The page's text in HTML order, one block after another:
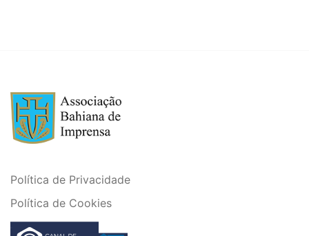
Política de Privacidade
Política de Cookies